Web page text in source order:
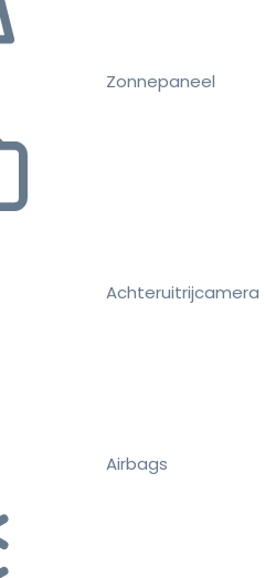
Zonnepaneel
Achteruitrijcamera
Airbags